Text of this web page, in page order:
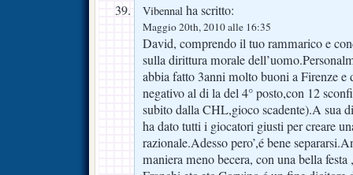
Vibennal ha scritto:
Maggio 20th, 2010 alle 16:35
David, comprendo il tuo rammarico e
sulla dirittura morale
abbia fatto 3anni molto buoni a Firenze e
negativo al di la del 4° posto,con 12
subito dalla CHL,gioco scadente).A sua
ha dato tutti i giocatori giusti per creare
razionale.Adesso pero’,é bene
maniera meno becera, con una bella festa